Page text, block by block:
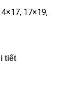
17×19,
tiết